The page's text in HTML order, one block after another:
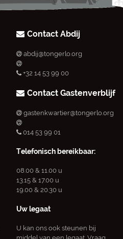
Contact Abdij
abdij@tongerlo.org
+32 14 53 99 00
Contact Gastenverblijf
gastenkwartier@tongerlo.org
014 53 99 01
Telefonisch bereikbaar:
08.00 & 11.00 u
13.15 & 17.00 u
19.00 & 20.30 u
Uw legaat
U kan ons ook steunen bij